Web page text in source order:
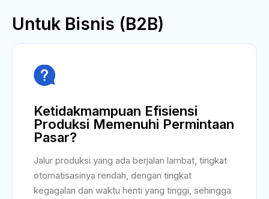
Untuk Bisnis (B2B)

Ketidakmampuan Efisiensi
Produksi Memenuhi Permintaan
Pasar?
Jalur produksi yang ada berjalan lambat, tingkat
otomatisasinya rendah, dengan tingkat
kegagalan dan waktu henti yang tinggi, sehingga